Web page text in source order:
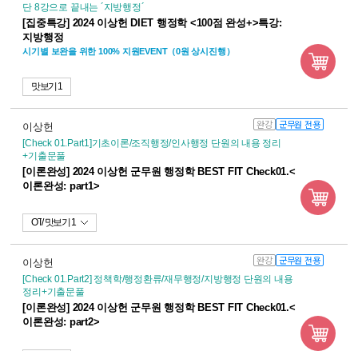
단 8강으로 끝내는 ´지방행정´
[집중특강] 2024 이상헌 DIET 행정학 <100점 완성+>특강:
지방행정
시기별 보완을 위한 100% 지원EVENT（0원 상시진행）
맛보기 1
이상헌 완강 군무원 전용
[Check 01.Part1]기초이론/조직행정/인사행정 단원의 내용 정리
+기출문풀
[이론완성] 2024 이상헌 군무원 행정학 BEST FIT Check01.<
이론완성: part1>
OT 맛보기 1
이상헌 완강 군무원 전용
[Check 01.Part2] 정책학/행정환류/재무행정/지방행정 단원의 내용
정리+기출문풀
[이론완성] 2024 이상헌 군무원 행정학 BEST FIT Check01.<
이론완성: part2>